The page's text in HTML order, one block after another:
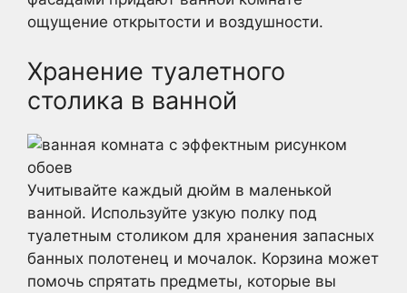
ощущение открытости и воздушности.
Хранение туалетного
столика в ванной
Учитывайте каждый дюйм в маленькой
ванной. Используйте узкую полку под
туалетным столиком для хранения запасных
банных полотенец и мочалок. Корзина может
помочь спрятать предметы, которые вы